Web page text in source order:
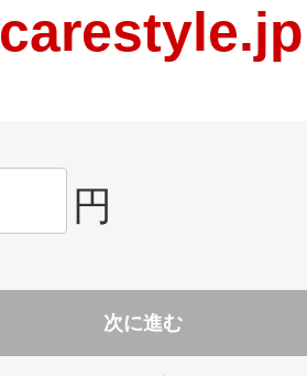
carestyle.jp
円
次に進む